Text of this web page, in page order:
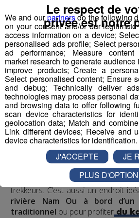
Bien qu’il n’y ait pas exactement
Khiaw est le lieu parfait pour un
la découverte de la nature
trekking au Laosest abondante et
rencontre des ethnies,
l'habitant, et la découverte
cultures laotiennes, le
Nong Khiaw offre un véritable
s’y aventurent.Vous serez
l'eau, touten escaladant des
palpitant qui réserve de belles
randonneurs les plus
Khiaw est le point de départ
Les chemins de trek offrent
accessibles aux
trekkeurs. C’est aussi un endroit
rivière Nam Ou à bord
traditionnel ou pour profiterdu
We and ourpartnersdo the following
on your consent and/or our
access information on a device;
personalised ads profile; Select
ad performance; Measure content
market research to generate
improve products; Create a
Select personalised content; Ensure
and debug; Technically deliver
technologies may process personal
and browsing data to offer following
scan device characteristics for
geolocation data; Match and
Link different devices; Receive and
device characteristics for identification.
Le respect de
privée est notre
J'ACCEPTE
JE
PLUS